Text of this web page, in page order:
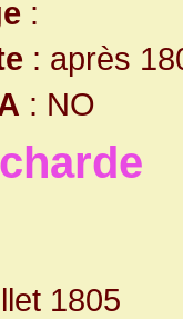
:
: après
: NO
1805